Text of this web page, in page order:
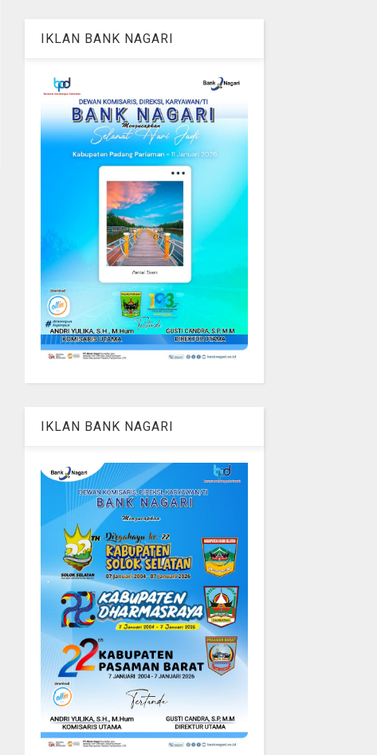
IKLAN BANK NAGARI
IKLAN BANK NAGARI